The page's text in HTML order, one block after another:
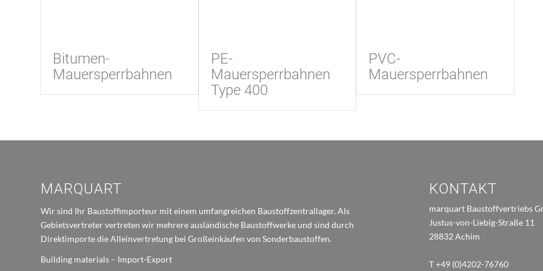
Bitumen-
Mauersperrbahnen
PE-
Mauersperrbahnen
Type 400
PVC-
Mauersperrbahnen
MARQUART
Wir sind Ihr Baustoffimporteur mit einem umfangreichen Baustoffzentrallager. Als
Gebietsvertreter vertreten wir mehrere ausländische Baustoffwerke und sind durch
Direktimporte die Alleinvertretung bei Großeinkäufen von Sonderbaustoffen.
Building materials – Import-Export
KONTAKT
marquart Baustoffvertriebs
Justus-von-Liebig-Straße 11
28832 Achim
T +49 (0)4202-76760